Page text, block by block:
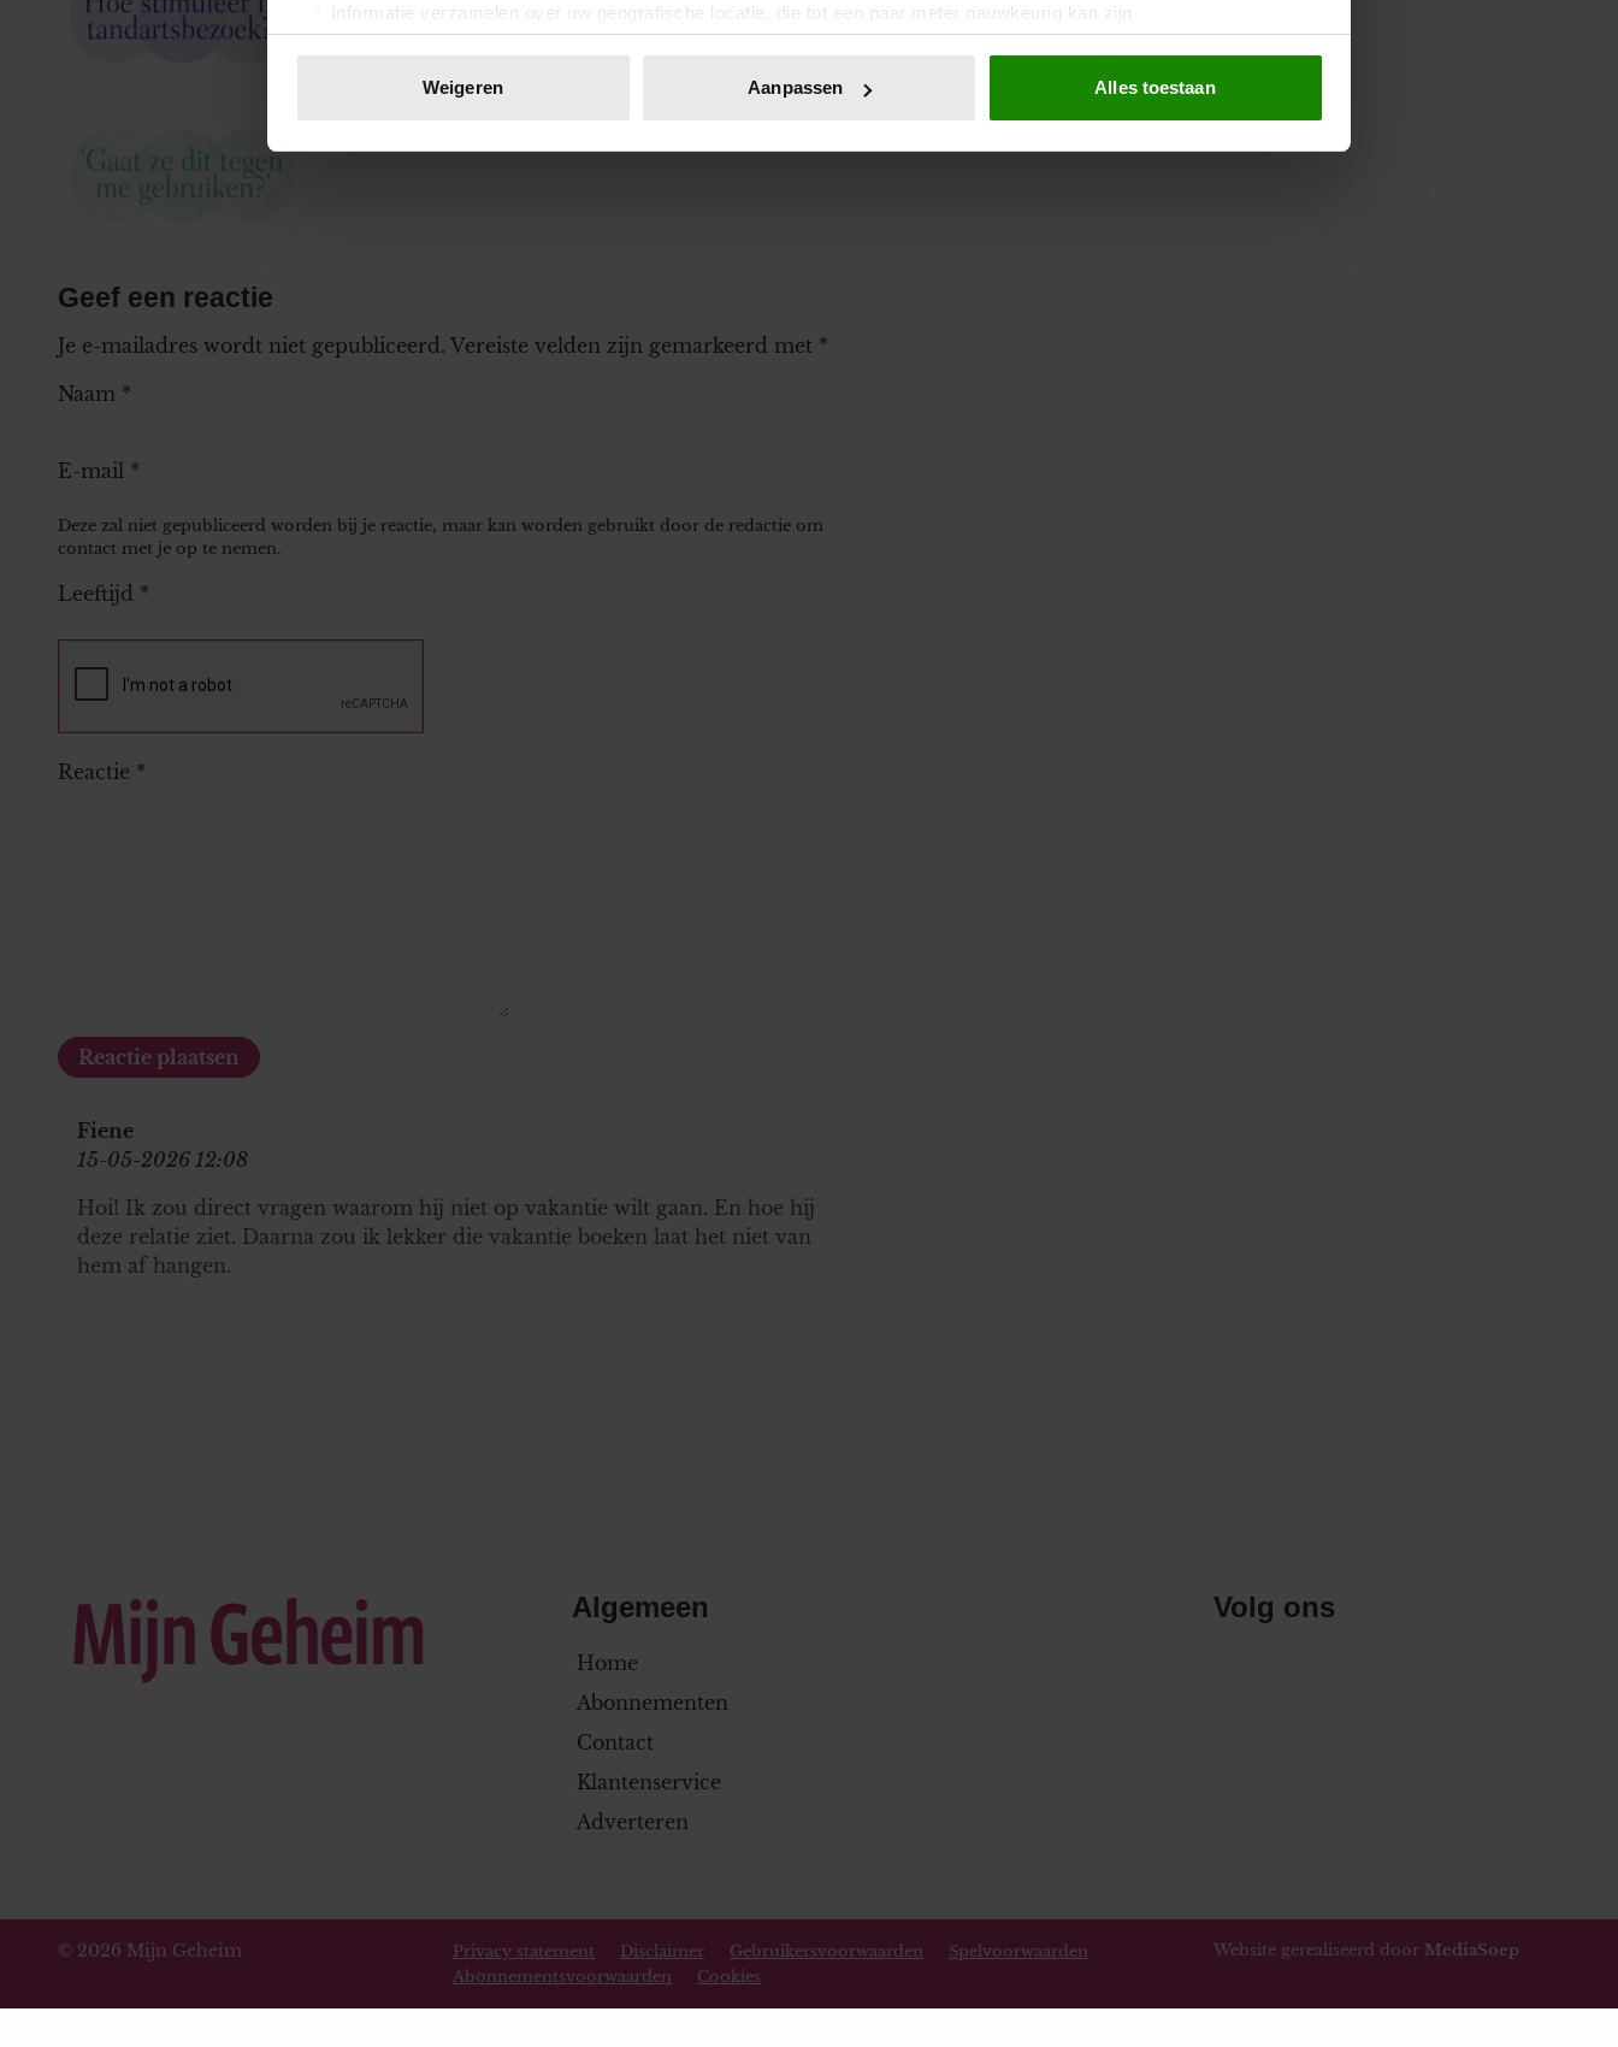
Informatie verzamelen over uw geografische locatie, die tot een paar meter nauwkeurig kan zijn
Uw apparaat identificeren door het actief te scannen op specifieke eigenschappen (fingerprinting)
toestemming op elk moment wijzigen of intrekken in de Cookieverklaring.
Weigeren Aanpassen Alles toestaan
Geef een reactie
Je e-mailadres wordt niet gepubliceerd. Vereiste velden zijn gemarkeerd met *
Naam *
E-mail *
Deze zal niet gepubliceerd worden bij je reactie, maar kan worden gebruikt door de redactie om
contact met je op te nemen.
Leeftijd *
Reactie *
Fiene
15-05-2026 12:08
Hoi! Ik zou direct vragen waarom hij niet op vakantie wilt gaan. En hoe hij
deze relatie ziet. Daarna zou ik lekker die vakantie boeken laat het niet van
hem af hangen.
Algemeen
Home
Abonnementen
Contact
Klantenservice
Adverteren
Volg ons
© 2026 Mijn Geheim Privacy statement Disclaimer Gebruikersvoorwaarden
Spelvoorwaarden
Abonnementsvoorwaarden
Cookies
Website gerealiseerd door MediaSoep